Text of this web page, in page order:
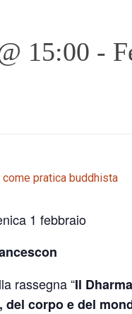
15:00 -
1 febbraio
rassegna “Il
del corpo e del